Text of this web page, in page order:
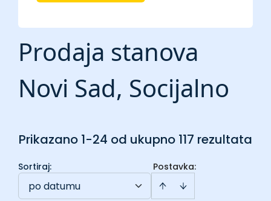
Prodaja stanova
Novi Sad, Socijalno
Prikazano 1-24 od ukupno 117 rezultata
Postavka:
Sortiraj:
po datumu